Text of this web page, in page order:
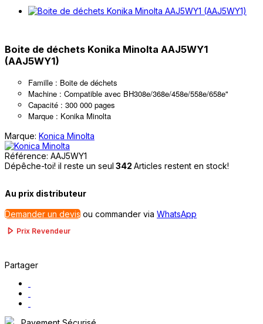
Boite de déchets Konika Minolta AAJ5WY1
(AAJ5WY1)
Famille : Boite de déchets
Machine : Compatible avec BH308e/368e/458e/558e/658e"
Capacité : 300 000 pages
Marque : Konika Minolta
Marque: Konica Minolta
Référence: AAJ5WY1
Dépêche-toi! il reste un seul 342 Articles restent en stock!
Au prix distributeur
Demander un devis ou commander via WhatsApp
Prix Revendeur
Partager